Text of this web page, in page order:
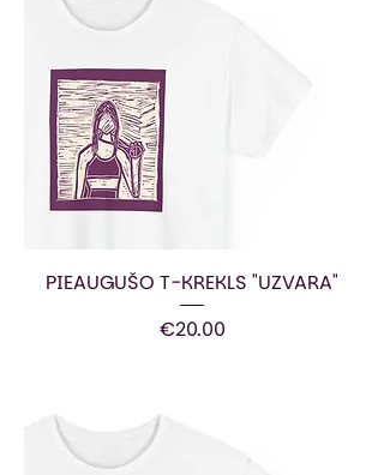
PIEAUGUŠO T-KREKLS "UZVARA"
Price
€20.00